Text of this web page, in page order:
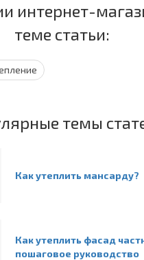
интернет-
теме статьи:
темы
Как утеплить мансарду?
Как утеплить фасад
пошаговое руководство